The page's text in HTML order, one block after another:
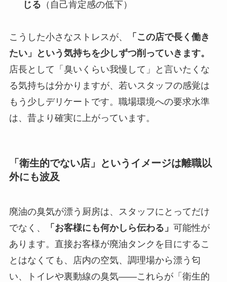
じる （自己肯定感の低下）
こうした小さなストレスが、
「この店で長く働き
たい」という気持ちを少しずつ削っていきます。
店長として「臭いくらい我慢して」と言いたくな
る気持ちは分かりますが、若いスタッフの感覚は
もう少しデリケートです。職場環境への要求水準
は、昔より確実に上がっています。
「衛生的でない店」というイメージは離職以
外にも波及
廃油の臭気が漂う厨房は、スタッフにとってだけ
でなく、
「お客様にも何かしら伝わる」 可能性が
あります。直接お客様が廃油タンクを目にするこ
とはなくても、店内の空気、調理場から漂う匂
い、トイレや裏動線の臭気——これらが「衛生的